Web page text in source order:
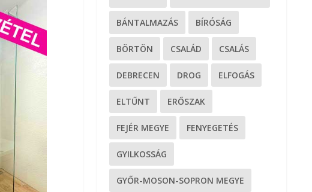
BÁNTALMAZÁS BÍRÓSÁG
BÖRTÖN CSALÁD CSALÁS
DEBRECEN DROG ELFOGÁS
ELTŰNT ERŐSZAK
FEJÉR MEGYE FENYEGETÉS
GYILKOSSÁG
GYŐR-MOSON-SOPRON MEGYE